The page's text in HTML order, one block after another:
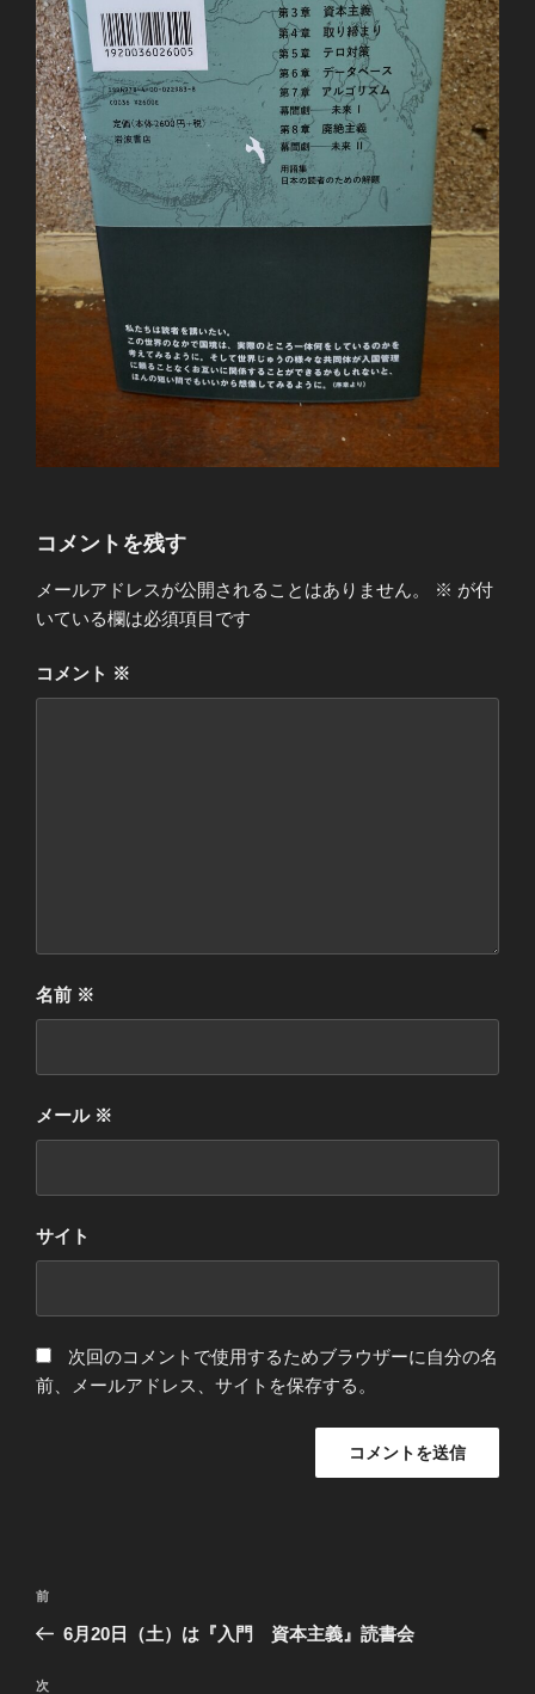
コメントを残す
メールアドレスが公開されることはありません。 ※ が付
いている欄は必須項目です
コメント ※
名前 ※
メール ※
サイト
次回のコメントで使用するためブラウザーに自分の名
前、メールアドレス、サイトを保存する。
投
ビ
前
の
稿
前
6月20日（土）は『入門 資本主義』読書会
次
次